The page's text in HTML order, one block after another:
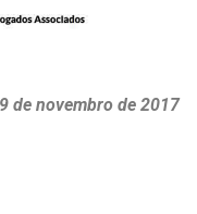
de novembro de 2017